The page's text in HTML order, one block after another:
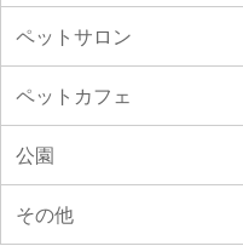
ペットサロン
ペットカフェ
公園
その他